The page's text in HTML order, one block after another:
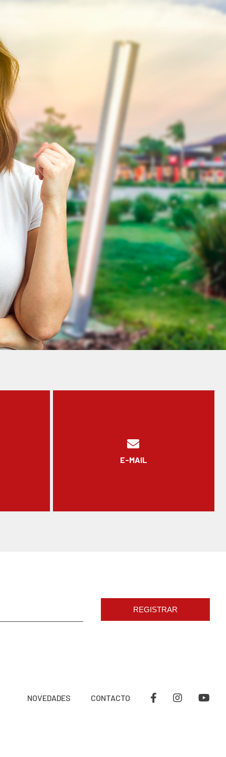
E-MAIL
REGISTRAR
NOVEDADES CONTACTO